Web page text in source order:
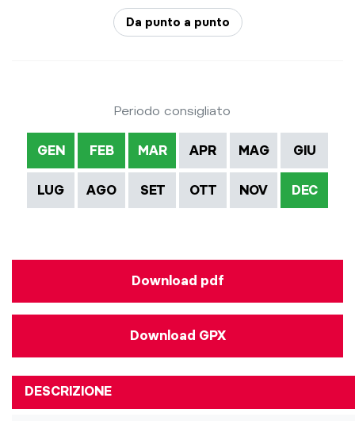
Da punto a punto
Periodo consigliato
GEN FEB MAR APR MAG GIU
LUG AGO SET OTT NOV DEC
Download pdf
Download GPX
DESCRIZIONE